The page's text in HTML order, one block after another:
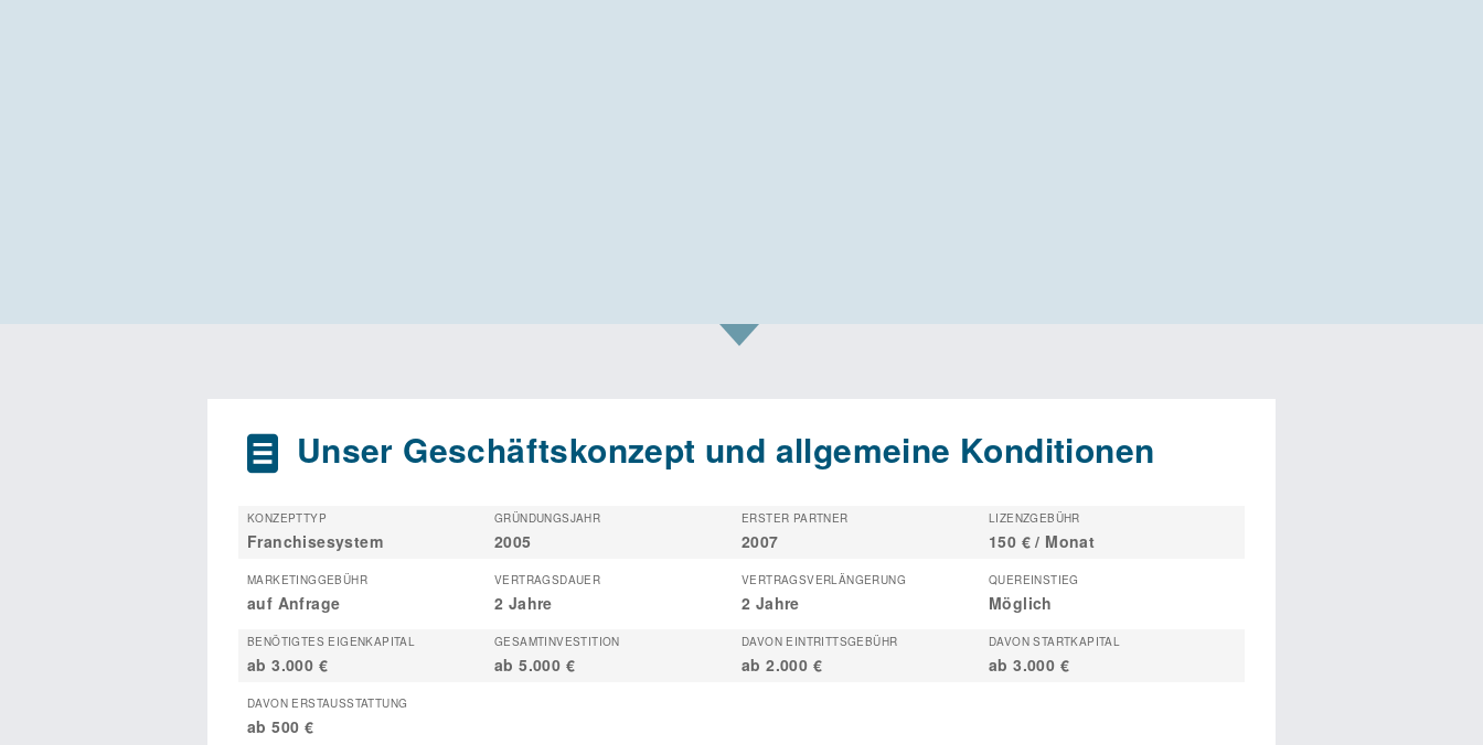
Unser Geschäftskonzept und allgemeine Konditionen
KONZEPTTYP
Franchisesystem
GRÜNDUNGSJAHR
2005
ERSTER PARTNER
2007
LIZENZGEBÜHR
150 € / Monat
MARKETINGGEBÜHR
auf Anfrage
VERTRAGSDAUER
2 Jahre
VERTRAGSVERLÄNGERUNG
2 Jahre
QUEREINSTIEG
Möglich
BENÖTIGTES EIGENKAPITAL
ab 3.000 €
GESAMTINVESTITION
ab 5.000 €
DAVON EINTRITTSGEBÜHR
ab 2.000 €
DAVON STARTKAPITAL
ab 3.000 €
DAVON ERSTAUSSTATTUNG
ab 500 €